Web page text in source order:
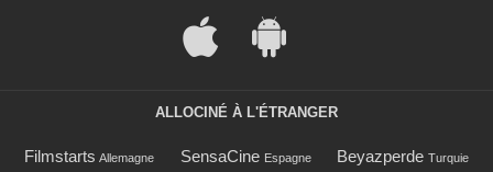
ALLOCINÉ À L'ÉTRANGER
Filmstarts Allemagne SensaCine Espagne Beyazperde Turquie